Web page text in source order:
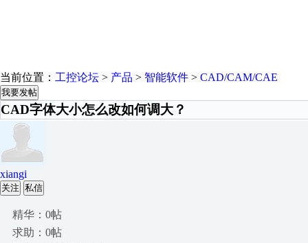
当前位置： 工控论坛 > 产品 > 智能软件 > CAD/CAM/CAE
我要发帖
CAD字体大小怎么改如何调大？
xiangi
关注 私信
精华：0帖
求助：0帖